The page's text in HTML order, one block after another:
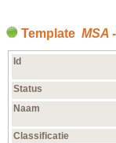
Template MSA
Id
Status
Naam
Classificatie